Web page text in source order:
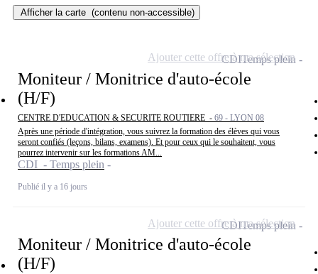
Afficher la carte (contenu non-accessible)
Moniteur / Monitrice d'auto-école
(H/F)
CENTRE D'EDUCATION & SECURITE ROUTIERE - 69 - LYON 08
Après une période d'intégration, vous suivrez la formation des élèves qui vous
seront confiés (leçons, bilans, examens). Et pour ceux qui le souhaitent, vous
pourrez intervenir sur les formations AM...
CDI - Temps plein
Publié il y a 16 jours
CDITemps plein
Ajouter cette offre à ma sélection
Moniteur / Monitrice d'auto-école
(H/F)
CDITemps plein
Ajouter cette offre à ma sélection